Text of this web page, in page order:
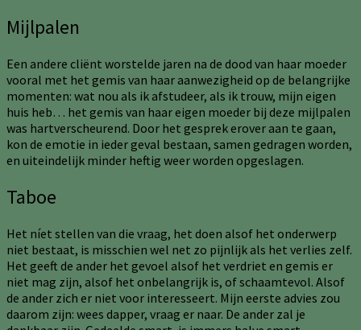
Mijlpalen
Een andere cliënt worstelde jaren na de dood van haar moeder
vooral met het gemis van haar aanwezigheid op de belangrijke
momenten: wat nou als ik afstudeer, als ik trouw, mijn eigen
huis heb… het gemis van haar eigen moeder bij deze mijlpalen
was hartverscheurend. Door het gesprek erover aan te gaan,
kon de emotie in ieder geval bestaan, samen gedragen worden,
en uiteindelijk minder heftig weer worden opgeslagen.
Taboe
Het níet stellen van die vraag, het doen alsof het onderwerp
niet bestaat, is misschien wel net zo pijnlijk als het verlies zelf.
Het geeft de ander het gevoel alsof het verdriet en gemis er
niet mag zijn, alsof het onbelangrijk is, of schaamtevol. Alsof
de ander zich er niet voor interesseert. Mijn eerste advies zou
daarom zijn: wees dapper, vraag er naar. De ander zal je